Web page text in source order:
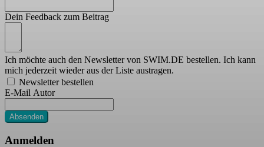
Dein Feedback zum Beitrag
Ich möchte auch den Newsletter von SWIM.DE bestellen. Ich kann
mich jederzeit wieder aus der Liste austragen.
Newsletter bestellen
E-Mail Autor
Absenden
Anmelden